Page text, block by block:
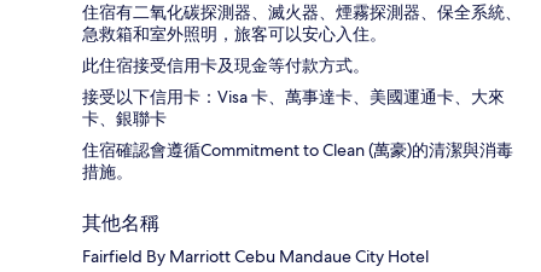
住宿有二氧化碳探測器、滅火器、煙霧探測器、保全系統、
急救箱和室外照明，旅客可以安心入住。
此住宿接受信用卡及現金等付款方式。
接受以下信用卡：Visa 卡、萬事達卡、美國運通卡、大來
卡、銀聯卡
住宿確認會遵循Commitment to Clean (萬豪)的清潔與消毒
措施。
其他名稱
Fairfield By Marriott Cebu Mandaue City Hotel